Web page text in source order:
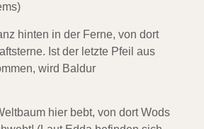
hinten in der Ferne, von dort
Ist der letzte Pfeil aus
wird Baldur
hier bebt, von dort Wods